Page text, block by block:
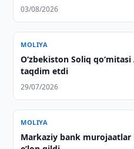
03/08/2026
MOLIYA
O‘zbekiston Soliq
taqdim etdi
29/07/2026
MOLIYA
Markaziy bank